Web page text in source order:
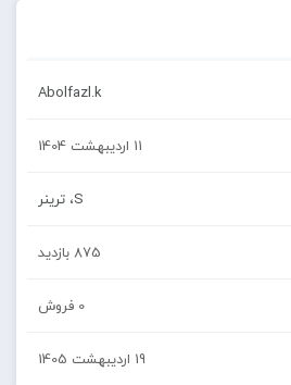
Abolfazl.k
11 اردیبهشت 1404
S، ترینر
875 بازدید
0 فروش
19 اردیبهشت 1405